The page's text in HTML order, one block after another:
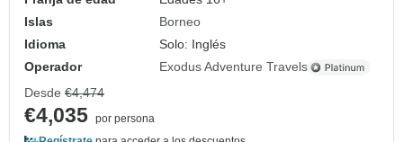
Islas
Borneo
Idioma
Solo: Inglés
Operador
Exodus Adventure Travels
Desde €4,474
€4,035 por persona